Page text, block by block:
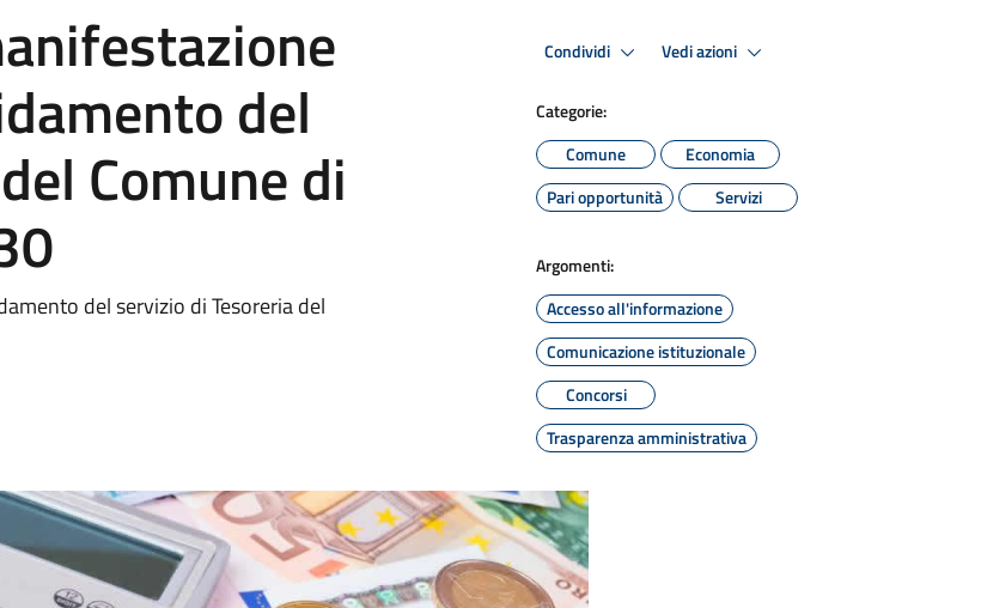
del
Comune di
del servizio di Tesoreria del
Condividi Vedi azioni
Categorie:
Comune
Economia
Pari opportunità
Servizi
Argomenti:
Accesso all'informazione
Comunicazione istituzionale
Concorsi
Trasparenza amministrativa